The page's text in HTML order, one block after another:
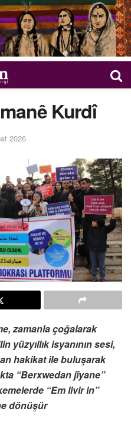
Kurdî
2026
zamanla çoğalarak
yüzyıllık isyanının sesi,
hakikat ile buluşarak
“Berxwedan jîyane”
“Em livir in”
dönüşür